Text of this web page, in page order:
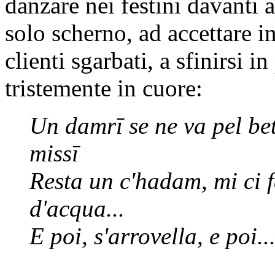
solo scherno, ad accettare
clienti sgarbati, a sfinirsi in
tristemente in cuore:
Un damrīse ne va pel
missī
Resta un c'hadam, mi ci
d'acqua...
E poi, s'arrovella, e